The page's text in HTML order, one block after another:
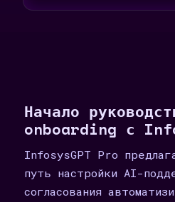
Начало
onboarding с
InfosysGPT Pro
путь настройки AI-
согласования